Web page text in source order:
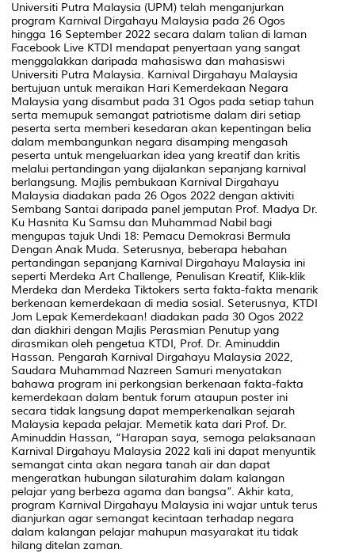
Universiti Putra Malaysia (UPM) telah menganjurkan
program Karnival Dirgahayu Malaysia pada 26 Ogos
hingga 16 September 2022 secara dalam talian di laman
Facebook Live KTDI mendapat penyertaan yang sangat
menggalakkan daripada mahasiswa dan mahasiswi
Universiti Putra Malaysia. Karnival Dirgahayu Malaysia
bertujuan untuk meraikan Hari Kemerdekaan Negara
Malaysia yang disambut pada 31 Ogos pada setiap tahun
serta memupuk semangat patriotisme dalam diri setiap
peserta serta memberi kesedaran akan kepentingan belia
dalam membangunkan negara disamping mengasah
peserta untuk mengeluarkan idea yang kreatif dan kritis
melalui pertandingan yang dijalankan sepanjang karnival
berlangsung. Majlis pembukaan Karnival Dirgahayu
Malaysia diadakan pada 26 Ogos 2022 dengan aktiviti
Sembang Santai daripada panel jemputan Prof. Madya Dr.
Ku Hasnita Ku Samsu dan Muhammad Nabil bagi
mengupas tajuk Undi 18: Pemacu Demokrasi Bermula
Dengan Anak Muda. Seterusnya, beberapa hebahan
pertandingan sepanjang Karnival Dirgahayu Malaysia ini
seperti Merdeka Art Challenge, Penulisan Kreatif, Klik-klik
Merdeka dan Merdeka Tiktokers serta fakta-fakta menarik
berkenaan kemerdekaan di media sosial. Seterusnya, KTDI
Jom Lepak Kemerdekaan! diadakan pada 30 Ogos 2022
dan diakhiri dengan Majlis Perasmian Penutup yang
dirasmikan oleh pengetua KTDI, Prof. Dr. Aminuddin
Hassan. Pengarah Karnival Dirgahayu Malaysia 2022,
Saudara Muhammad Nazreen Samuri menyatakan
bahawa program ini perkongsian berkenaan fakta-fakta
kemerdekaan dalam bentuk forum ataupun poster ini
secara tidak langsung dapat memperkenalkan sejarah
Malaysia kepada pelajar. Memetik kata dari Prof. Dr.
Aminuddin Hassan, “Harapan saya, semoga pelaksanaan
Karnival Dirgahayu Malaysia 2022 kali ini dapat menyuntik
semangat cinta akan negara tanah air dan dapat
mengeratkan hubungan silaturahim dalam kalangan
pelajar yang berbeza agama dan bangsa”. Akhir kata,
program Karnival Dirgahayu Malaysia ini wajar untuk terus
dianjurkan agar semangat kecintaan terhadap negara
dalam kalangan pelajar mahupun masyarakat itu tidak
hilang ditelan zaman.